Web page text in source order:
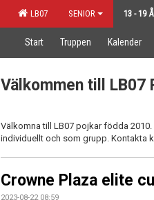
LB07 SENIOR 13 - 19
Start Truppen Kalender
Välkommen till LB07
Välkomna till LB07 pojkar födda
individuellt och som grupp. Kontakta
Crowne Plaza elite
2023-08-22 08:59